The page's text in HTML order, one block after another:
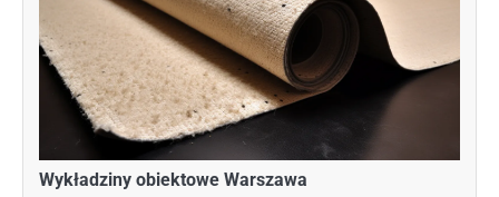
Wykładziny obiektowe Warszawa